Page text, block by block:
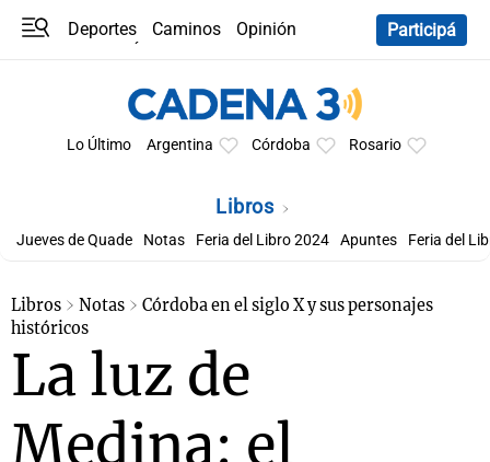
Deportes Caminos
Opinión
Participá
Lo Último Argentina Córdoba Rosario
Libros
Jueves de Quade Notas Feria del Libro 2024 Apuntes Feria del
Libros Notas
Córdoba en el siglo X y sus personajes
históricos
La luz de
Medina: el